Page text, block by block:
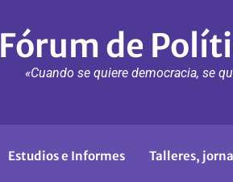
Fórum de
«Cuando se quiere democracia, se
Estudios e Informes Talleres,